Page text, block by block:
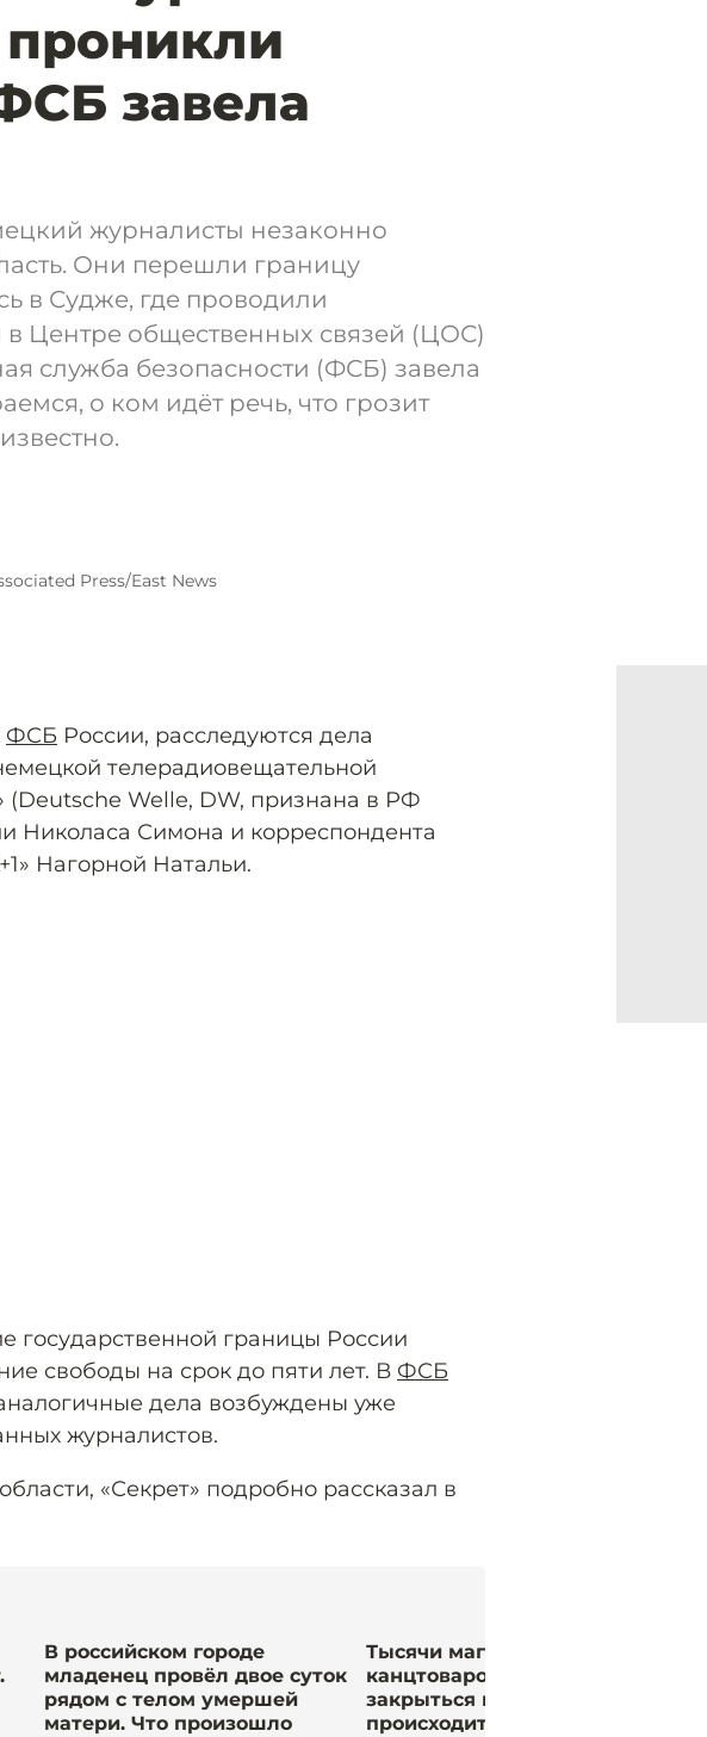
завела
журналисты незаконно
Они перешли границу
в Судже, где проводили
Центре общественных связей (ЦОС)
служба безопасности (ФСБ) завела
о ком идёт речь, что грозит
Press/East News
ФСБ России, расследуются дела
телерадиовещательной
(Deutsche Welle, DW, признана в РФ
Николаса Симона и корреспондента
Нагорной Натальи.
государственной границы России
свободы на срок до пяти лет. В ФСБ
дела возбуждены уже
журналистов.
«Секрет» подробно рассказал в
В российском городе
младенец провёл двое суток
рядом с телом умершей
матери. Что произошло
Тысячи магазинов
канцтоваров рискуют
закрыться в России. Что
происходит